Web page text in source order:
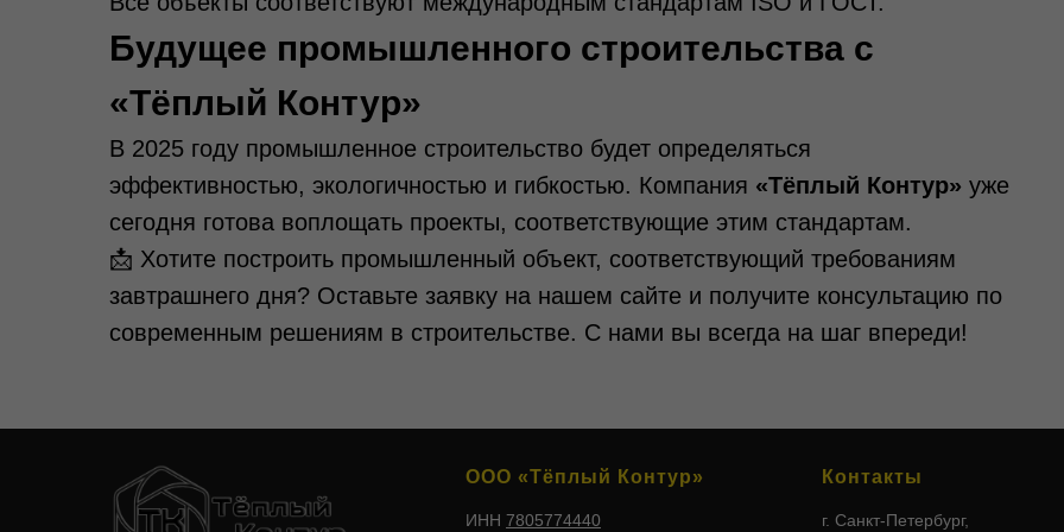
Будущее промышленного строительства с
«Тёплый Контур»
В 2025 году промышленное строительство будет определяться
эффективностью, экологичностью и гибкостью. Компания «Тёплый Контур» уже
сегодня готова воплощать проекты, соответствующие этим стандартам.
📩 Хотите построить промышленный объект, соответствующий требованиям
завтрашнего дня? Оставьте заявку на нашем сайте и получите консультацию по
современным решениям в строительстве. С нами вы всегда на шаг впереди!
ООО «Тёплый Контур»
ИНН 7805774440
Контакты
г. Санкт-Петербург,